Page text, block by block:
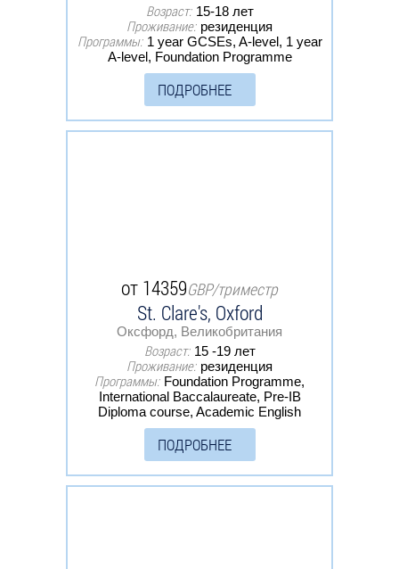
Возраст: 15-18 лет
Проживание: резиденция
Программы: 1 year GCSEs, A-level, 1 year
A-level, Foundation Programme
ПОДРОБНЕЕ
от 14359GBP/триместр
St. Clare's, Oxford
Оксфорд, Великобритания
Возраст: 15 -19 лет
Проживание: резиденция
Программы: Foundation Programme,
International Baccalaureate, Pre-IB
Diploma course, Academic English
ПОДРОБНЕЕ